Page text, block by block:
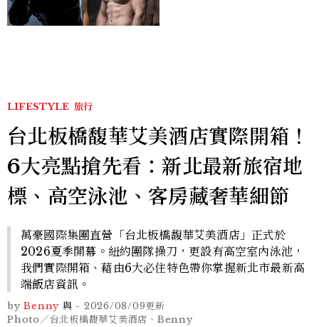
LIFESTYLE 旅行
台北板橋馥華艾美酒店實際開箱！
6大亮點搶先看：新北最新旅宿地
標、高空泳池、客房藏奢華細節
萬豪國際集團直營「台北板橋馥華艾美酒店」正式於
2026夏季開幕。紐約團隊操刀，更設有高空室內泳池，
我們實際開箱、藉由6大必住特色帶你掌握新北市最新高
端飯店資訊。
by Benny 與 - 2026/08/09更新
Photo／台北板橋馥華艾美酒店、Benny